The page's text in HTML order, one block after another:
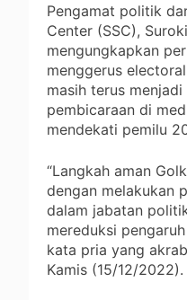
Pengamat politik
Center (SSC),
mengungkapkan
menggerus
masih terus
pembicaraan di
mendekati pemilu
“Langkah aman
dengan melakukan
dalam jabatan
mereduksi
kata pria yang
Kamis (15/12/2022).